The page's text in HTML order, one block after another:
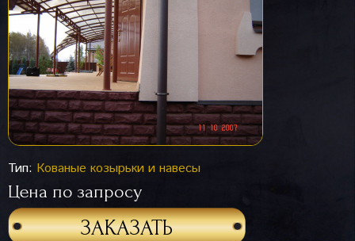
Тип: Кованые козырьки и навесы
Цена по запросу
ЗАКАЗАТЬ